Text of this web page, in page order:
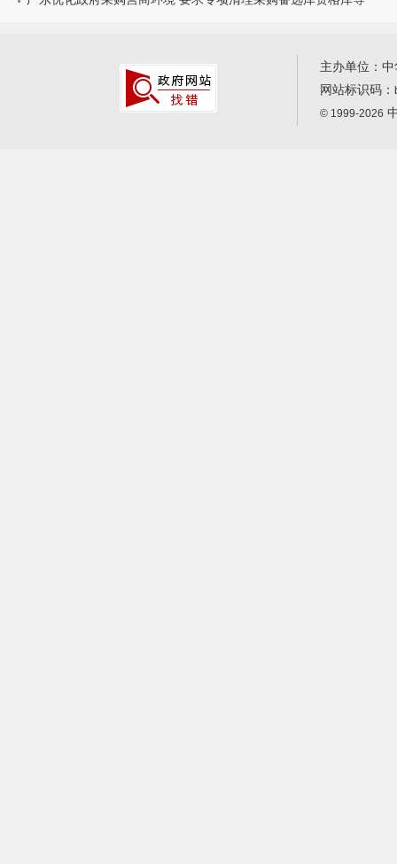
主办单位：
网站标识码：
© 1999-2026